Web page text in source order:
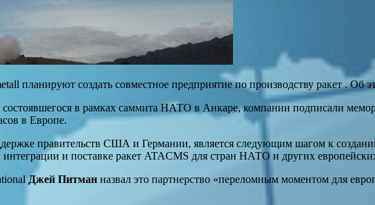
планируют создать совместное предприятие по производству ракет . Об
в рамках саммита НАТО в Анкаре, компании подписали
в Европе.
правительств США и Германии, является следующим шагом к
интеграции и поставке ракет ATACMS для стран НАТО и других
Джей Питман назвал это партнерство «переломным моментом для